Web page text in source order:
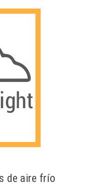
de aire frío